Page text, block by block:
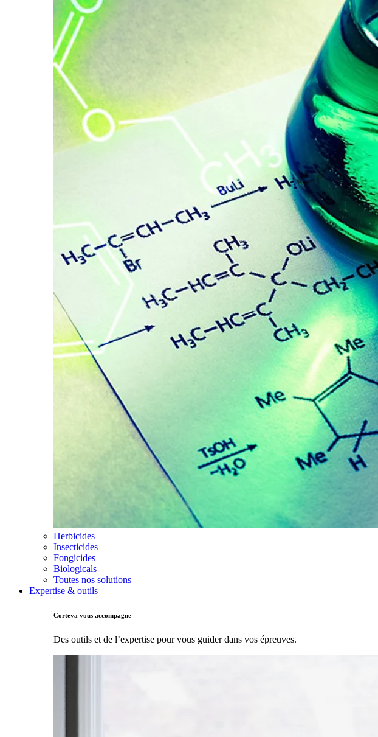
Herbicides
Insecticides
Fongicides
Biologicals
Toutes nos solutions
Expertise & outils
Corteva vous accompagne
Des outils et de l’expertise pour vous guider dans vos épreuves.